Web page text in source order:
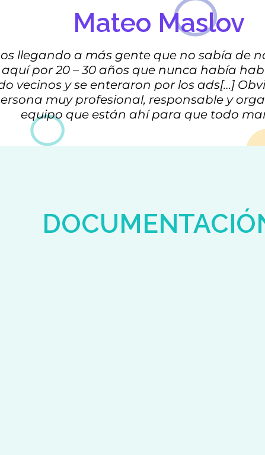
Mateo Maslov
llegando a más gente que no sabía de
aquí por 20 – 30 años que nunca había
vecinos y se enteraron por los ads[…]
muy profesional, responsable y
equipo que están ahí para que todo